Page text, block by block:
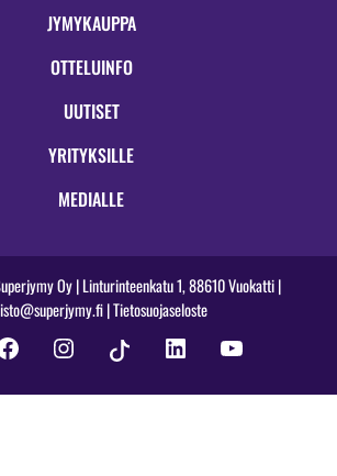
JYMYKAUPPA
OTTELUINFO
UUTISET
YRITYKSILLE
MEDIALLE
Oy | Linturinteenkatu 1, 88610 Vuokatti |
|Tietosuojaseloste